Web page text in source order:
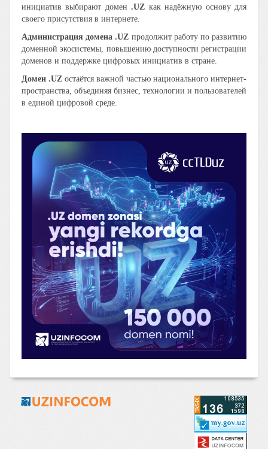
инициатив выбирают домен.UZ как надёжную основу для
своего присутствия в интернете. ️️
Администрация домена .UZ продолжит работу по развитию
доменной экосистемы, повышению доступности регистрации
доменов и поддержке цифровых инициатив в стране.
Домен .UZ остаётся важной частью национального интернет-
пространства, объединяя бизнес, технологии и пользователей
в единой цифровой среде.